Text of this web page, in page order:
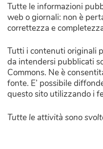
Tutte le informazioni
web o giornali: non è
correttezza e
Tutti i contenuti originali
da intendersi pubblicati
Commons. Ne è
fonte. E’ possibile
questo sito utilizzando i
Tutte le attività sono